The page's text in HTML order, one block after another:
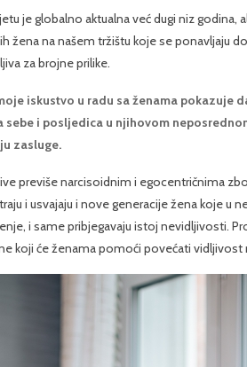
je globalno aktualna već dugi niz godina,
žena na našem tržištu koje se ponavljaju
za brojne prilike.
iskustvo u radu sa ženama pokazuje
sebe i posljedica u njihovom
zasluge.
previše narcisoidnim i egocentričnima
i usvajaju i nove generacije žena koje
i same pribjegavaju istoj nevidljivosti.
koji će ženama pomoći povećati vidljivost